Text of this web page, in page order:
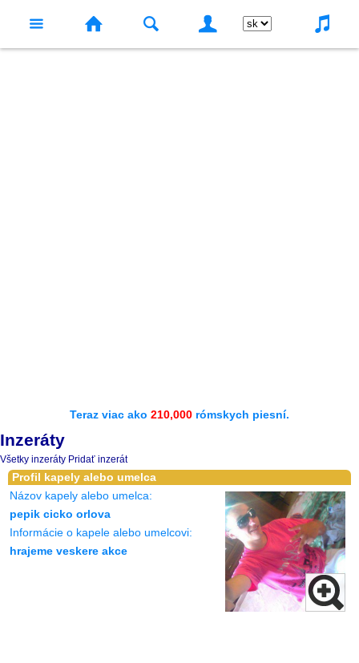
Teraz viac ako 210,000 rómskych piesní.
Inzeráty
Všetky inzeráty Pridať inzerát
Profil kapely alebo umelca
Názov kapely alebo umelca:
pepik cicko orlova
Informácie o kapele alebo umelcovi:
hrajeme veskere akce